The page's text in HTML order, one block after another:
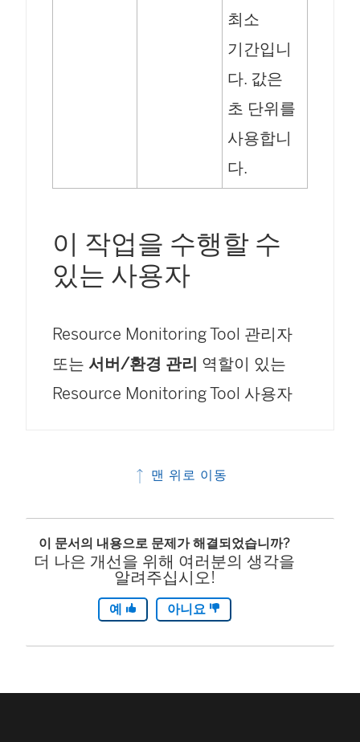
최소
기간입니
다. 값은
초 단위를
사용합니
다.
이 작업을 수행할 수
있는 사용자
Resource Monitoring Tool 관리자
또는 서버/환경 관리 역할이 있는
Resource Monitoring Tool 사용자
맨 위로 이동
이 문서의 내용으로 문제가 해결되었습니까?
더 나은 개선을 위해 여러분의 생각을
알려주십시오!
예 아니요